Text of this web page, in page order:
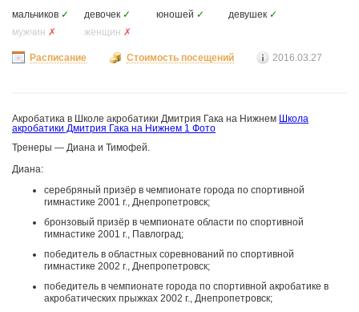
мальчиков ✓ девочек ✓ юношей ✓ девушек ✓
мужчин ✗ женщин ✗
Расписание Стоимость посещений 2016.03.27
Акробатика в Школе акробатики Дмитрия Гака на Нижнем Школа
акробатики Дмитрия Гака на Нижнем 1 Фото
Тренеры — Диана и Тимофей.
Диана:
серебряный призёр в чемпионате города по спортивной
гимнастике 2001 г., Днепропетровск;
бронзовый призёр в чемпионате области по спортивной
гимнастике 2001 г., Павлоград;
победитель в областных соревнований по спортивной
гимнастике 2002 г., Днепропетровск;
победитель в чемпионате города по спортивной акробатике в
акробатических прыжках 2002 г., Днепропетровск;